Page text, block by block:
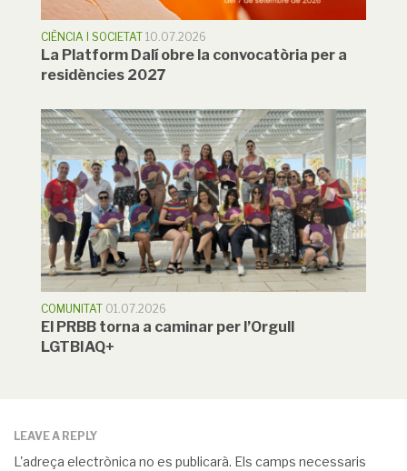
CIÈNCIA I SOCIETAT 10.07.2026
La Platform Dalí obre la convocatòria per a
residències 2027
COMUNITAT 01.07.2026
El PRBB torna a caminar per l’Orgull
LGTBIAQ+
LEAVE A REPLY
L'adreça electrònica no es publicarà. Els camps necessaris